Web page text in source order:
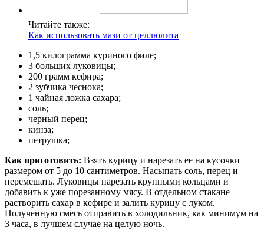
Читайте также:
Как использовать мази от целлюлита
1,5 килограмма куриного филе;
3 больших луковицы;
200 грамм кефира;
2 зубчика чеснока;
1 чайная ложка сахара;
соль;
черный перец;
кинза;
петрушка;
Как приготовить: Взять курицу и нарезать ее на кусочки
размером от 5 до 10 сантиметров. Насыпать соль, перец и
перемешать. Луковицы нарезать крупными кольцами и
добавить к уже порезанному мясу. В отдельном стакане
растворить сахар в кефире и залить курицу с луком.
Полученную смесь отправить в холодильник, как минимум на
3 часа, в лучшем случае на целую ночь.